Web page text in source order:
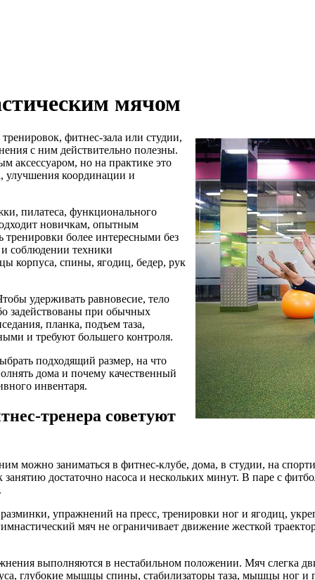
мячом
фитнес-зала или студии,
с ним действительно полезны.
аксессуаром, но на практике это
улучшения координации и
пилатеса, функционального
новичкам, опытным
тренировки более интересными без
соблюдении техники
корпуса, спины, ягодиц, бедер, рук
удерживать равновесие, тело
задействованы при обычных
планка, подъем таза,
и требуют большего контроля.
подходящий размер, на что
дома и почему качественный
инвентаря.
тренера советуют
можно заниматься в фитнес-клубе, дома, в студии, на
достаточно насоса и нескольких минут. В паре с
упражнений на пресс, тренировки ног и ягодиц,
мяч не ограничивает движение жесткой
выполняются в нестабильном положении. Мяч слегка
глубокие мышцы спины, стабилизаторы таза, мышцы ног и